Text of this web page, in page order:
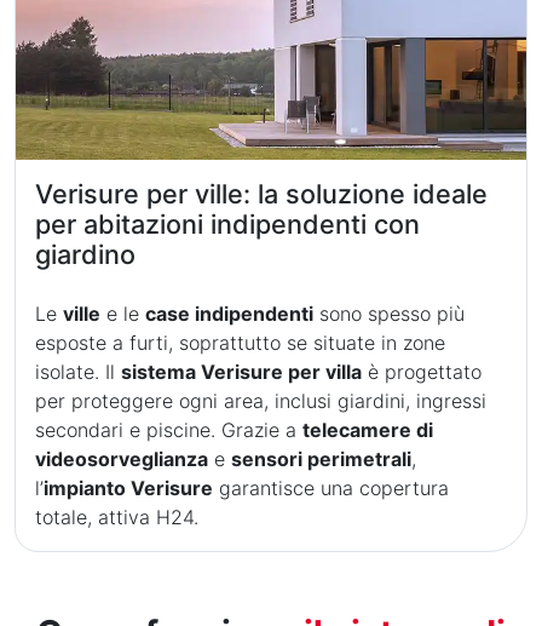
Verisure per ville: la soluzione ideale
per abitazioni indipendenti con
giardino
Le ville e le case indipendenti sono spesso più
esposte a furti, soprattutto se situate in zone
isolate. Il sistema Verisure per villa è progettato
per proteggere ogni area, inclusi giardini, ingressi
secondari e piscine. Grazie a telecamere di
videosorveglianza e sensori perimetrali,
l’impianto Verisure garantisce una copertura
totale, attiva H24.